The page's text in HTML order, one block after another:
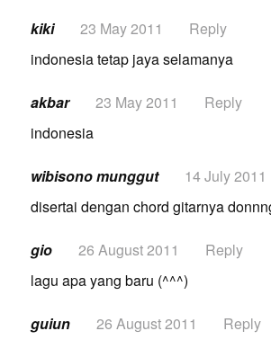
kiki 23 May 2011
Reply
indonesia tetap jaya selamanya
akbar 23 May 2011
Reply
indonesia
wibisono munggut 14 July 2011
disertai dengan chord gitarnya
gio 26 August 2011
Reply
lagu apa yang baru (^^^)
guiun 26 August 2011
Reply